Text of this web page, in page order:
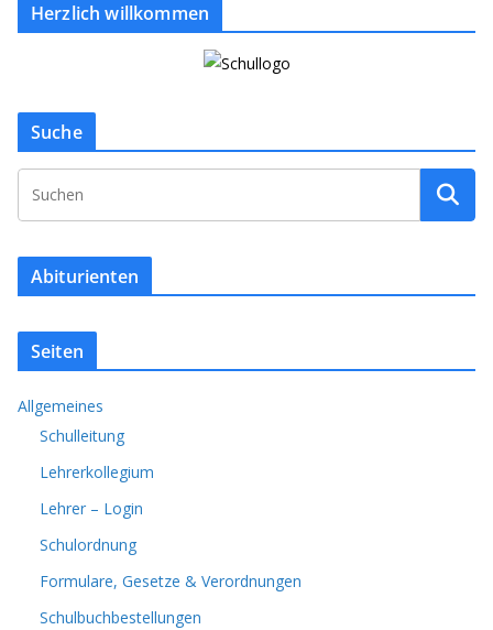
Herzlich willkommen
Suche
Abiturienten
Seiten
Allgemeines
Schulleitung
Lehrerkollegium
Lehrer – Login
Schulordnung
Formulare, Gesetze & Verordnungen
Schulbuchbestellungen